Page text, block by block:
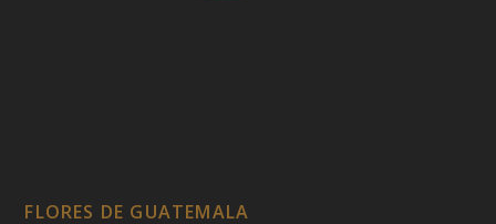
FLORES DE GUATEMALA